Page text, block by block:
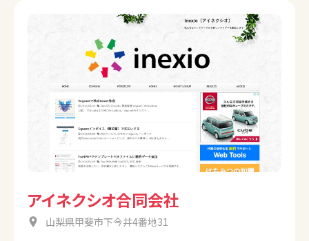
アイネクシオ合同会社
山梨県甲斐市下今井4番地31